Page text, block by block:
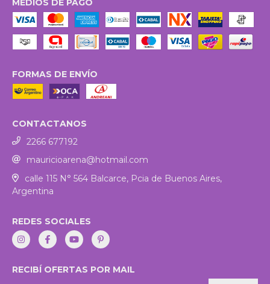
MEDIOS DE PAGO
FORMAS DE ENVÍO
CONTACTANOS
2266 677192
mauricioarena@hotmail.com
calle 115 N° 564 Balcarce, Pcia de Buenos Aires,
Argentina
REDES SOCIALES
RECIBÍ OFERTAS POR MAIL